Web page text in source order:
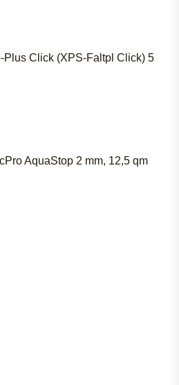
Plus Click (XPS-Faltpl Click) 5